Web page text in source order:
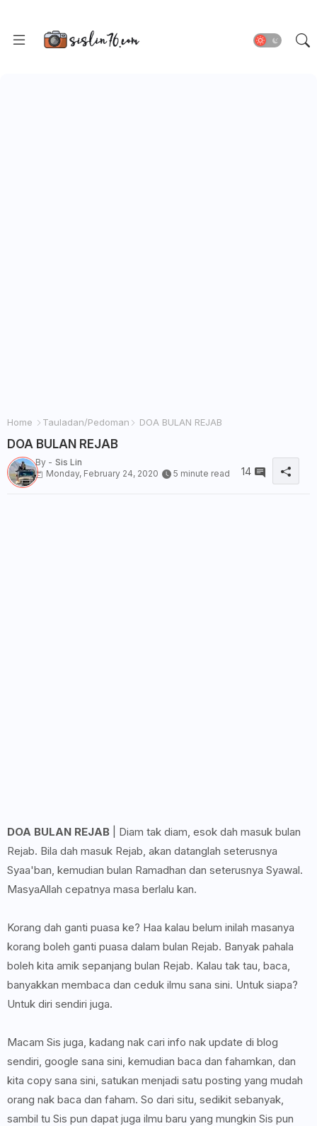
Home Tauladan/Pedoman DOA BULAN REJAB
DOA BULAN REJAB
By - Sis Lin
Monday, February 24, 2020
5 minute read 14
DOA BULAN REJAB | Diam tak diam, esok dah masuk bulan
Rejab. Bila dah masuk Rejab, akan datanglah seterusnya
Syaa'ban, kemudian bulan Ramadhan dan seterusnya Syawal.
MasyaAllah cepatnya masa berlalu kan.
Korang dah ganti puasa ke? Haa kalau belum inilah masanya
korang boleh ganti puasa dalam bulan Rejab. Banyak pahala
boleh kita amik sepanjang bulan Rejab. Kalau tak tau, baca,
banyakkan membaca dan ceduk ilmu sana sini. Untuk siapa?
Untuk diri sendiri juga.
Macam Sis juga, kadang nak cari info nak update di blog
sendiri, google sana sini, kemudian baca dan fahamkan, dan
kita copy sana sini, satukan menjadi satu posting yang mudah
orang nak baca dan faham. So dari situ, sedikit sebanyak,
sambil tu Sis pun dapat juga ilmu baru yang mungkin Sis pun